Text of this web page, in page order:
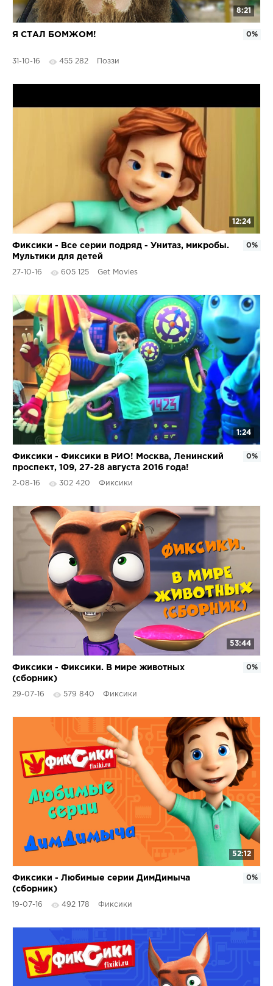
8:21
Я СТАЛ БОМЖОМ!
31-10-16 455 282 Поззи
0%
12:24
Фиксики - Все серии подряд - Унитаз, микробы.
Мультики для детей
27-10-16 605 125 Get Movies
0%
1:24
Фиксики - Фиксики в РИО! Москва, Ленинский
проспект, 109, 27-28 августа 2016 года!
2-08-16 302 420 Фиксики
0%
53:44
Фиксики - Фиксики. В мире животных
(сборник)
29-07-16 579 840 Фиксики
0%
52:12
Фиксики - Любимые серии ДимДимыча
(сборник)
19-07-16 492 178 Фиксики
0%